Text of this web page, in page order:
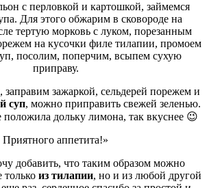
с перловкой и картошкой, займемся
Для этого обжарим в сковороде на
тертую морковь с луком, порезанным
на кусочки филе тилапии, промоем
посолим, поперчим, всыпем сухую
приправу.
зажаркой, сельдерей порежем и
суп, можно приправить свежей зеленью.
положила дольку лимона, так вкуснее 😉
Приятного аппетита!»
добавить, что таким образом можно
только из тилапии, но и из любой другой